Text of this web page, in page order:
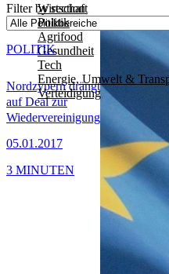
Wirtschaft
Politik
Agrifood
Gesundheit
Tech
Energie, Umwelt &
Verteidigung
Filter by section
Nordzypern drängt
auf Deal zur
Wiedervereinigung
05.01.2017
POLITIK
3 MINUTEN